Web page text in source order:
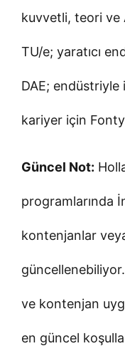
kuvvetli, teori ve
TU/e; yaratıcı
DAE; endüstriyle
kariyer için
Güncel Not:
programlarında
kontenjanlar
ve kontenjan
en güncel